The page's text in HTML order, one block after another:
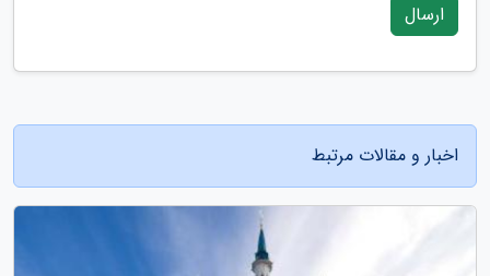
ارسال
اخبار و مقالات مرتبط